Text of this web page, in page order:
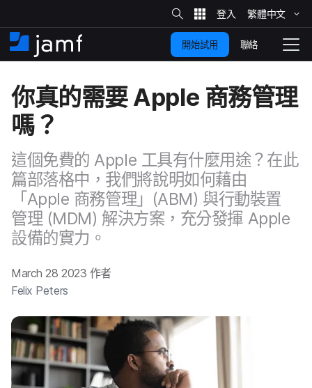
​
至
​
要
內
容
網
站
​搜
尋
繁體​中文
住
家
切
換
瀏
覽
開始試用 聯絡
你​真​的​需要Apple 商務​管理​
嗎？
這​個​免費​的 Apple 工具有​什麼用​途？​在​此​
篇部​落格​中，​我們​將​說明​如何​藉由​
「 Apple 商務​管理」​(ABM) 與​行動​裝置​
管理 (MDM) 解決​方案，​充分​發揮Apple
設備​的​實力。
March 28 2023 作​者
Felix Peters